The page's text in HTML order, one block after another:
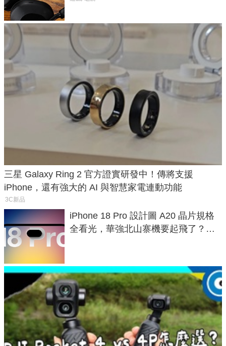
三星 Galaxy Ring 2 官方證實研發中！傳將支援
iPhone，還有強大的 AI 與智慧家電連動功能
3C新品
iPhone 18 Pro 設計圖 A20 晶片規格
全看光，華強北山寨機要起飛了？專